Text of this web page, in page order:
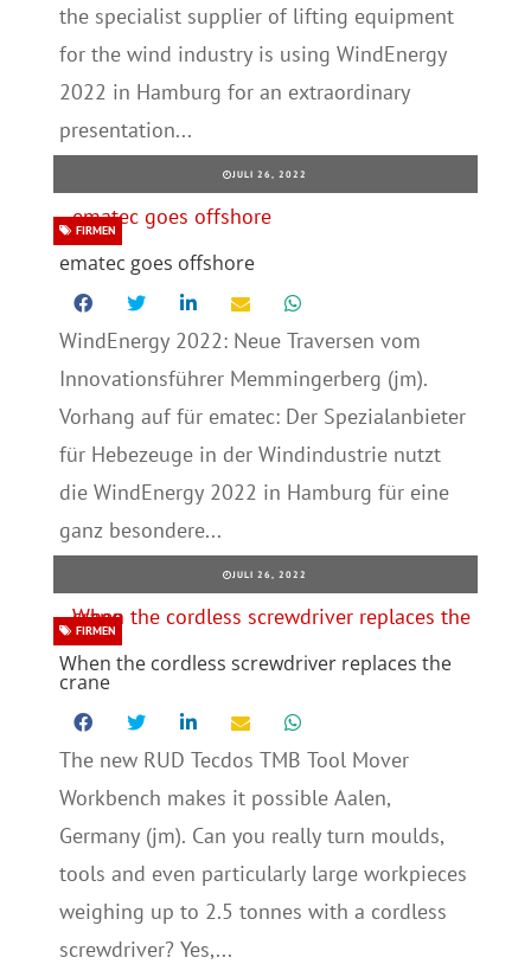
the specialist supplier of lifting equipment
for the wind industry is using WindEnergy
2022 in Hamburg for an extraordinary
presentation...
JULI 26, 2022
ematec goes offshore
FIRMEN
WindEnergy 2022: Neue Traversen vom
Innovationsführer Memmingerberg (jm).
Vorhang auf für ematec: Der Spezialanbieter
für Hebezeuge in der Windindustrie nutzt
die WindEnergy 2022 in Hamburg für eine
ganz besondere...
JULI 26, 2022
When the cordless screwdriver replaces the
crane
FIRMEN
The new RUD Tecdos TMB Tool Mover
Workbench makes it possible Aalen,
Germany (jm). Can you really turn moulds,
tools and even particularly large workpieces
weighing up to 2.5 tonnes with a cordless
screwdriver? Yes,...